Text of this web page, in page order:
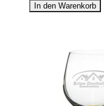
In den Warenkorb